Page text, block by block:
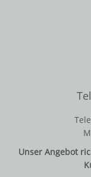
Unser Angebot